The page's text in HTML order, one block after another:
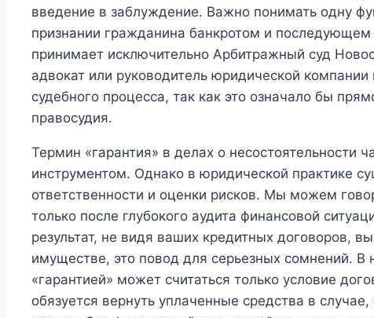
введение в заблуждение. Важно понимать одну
признании гражданина банкротом и последующем
принимает исключительно Арбитражный суд
адвокат или руководитель юридической
судебного процесса, так как это означало бы
правосудия.
Термин «гарантия» в делах о несостоятельности
инструментом. Однако в юридической практике
ответственности и оценки рисков. Мы можем
только после глубокого аудита финансовой
результат, не видя ваших кредитных договоров,
имуществе, это повод для серьезных сомнений. В
«гарантией» может считаться только условие
обязуется вернуть уплаченные средства в